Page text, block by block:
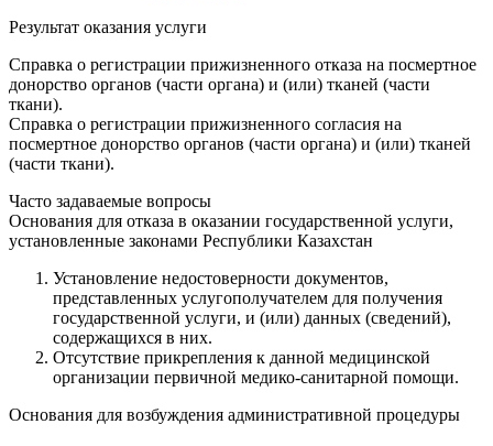
Результат оказания услуги
Справка о регистрации прижизненного отказа на посмертное
донорство органов (части органа) и (или) тканей (части
ткани).
Справка о регистрации прижизненного согласия на
посмертное донорство органов (части органа) и (или) тканей
(части ткани).
Часто задаваемые вопросы
Основания для отказа в оказании государственной услуги,
установленные законами Республики Казахстан
Установление недостоверности документов,
представленных услугополучателем для получения
государственной услуги, и (или) данных (сведений),
содержащихся в них.
Отсутствие прикрепления к данной медицинской
организации первичной медико-санитарной помощи.
Основания для возбуждения административной процедуры